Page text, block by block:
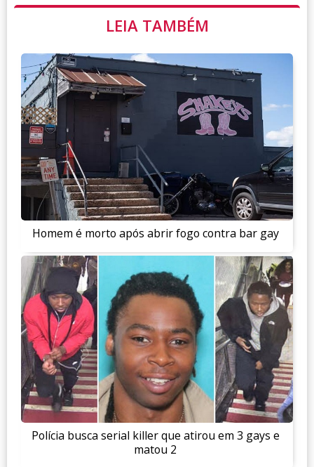
LEIA TAMBÉM
Homem é morto após abrir fogo contra bar gay
Polícia busca serial killer que atirou em 3 gays e
matou 2